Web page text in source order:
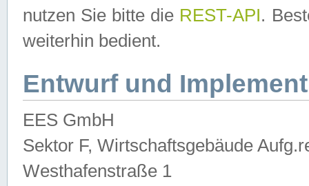
nutzen Sie bitte die REST-API.
weiterhin bedient.
Entwurf und
EES GmbH
Sektor F, Wirtschaftsgebäude
Westhafenstraße 1